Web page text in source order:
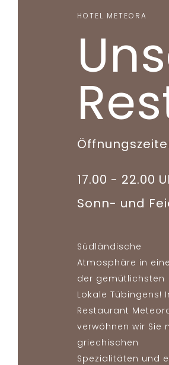
HOTEL METEORA
17.00 - 22.00
Sonn- und
Südländische
Atmosphäre in
der gemütlichsten
Lokale Tübingens!
Restaurant
verwöhnen wir Sie
griechischen
Spezialitäten und